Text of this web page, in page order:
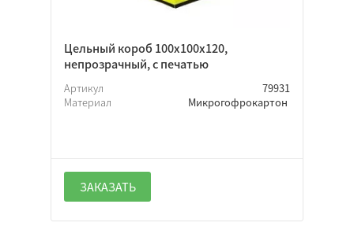
Цельный короб 100х100х120,
непрозрачный, с печатью
Артикул
79931
Материал
Микрогофрокартон
ЗАКАЗАТЬ